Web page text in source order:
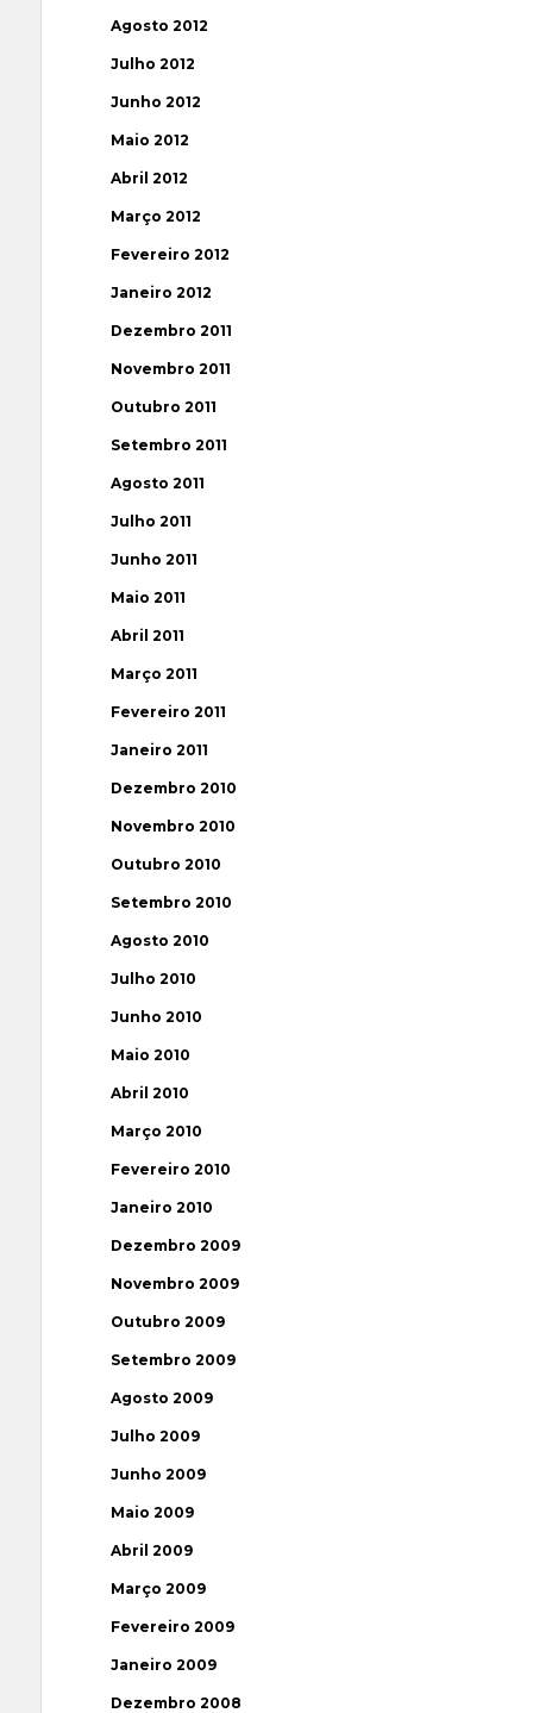
Agosto 2012
Julho 2012
Junho 2012
Maio 2012
Abril 2012
Março 2012
Fevereiro 2012
Janeiro 2012
Dezembro 2011
Novembro 2011
Outubro 2011
Setembro 2011
Agosto 2011
Julho 2011
Junho 2011
Maio 2011
Abril 2011
Março 2011
Fevereiro 2011
Janeiro 2011
Dezembro 2010
Novembro 2010
Outubro 2010
Setembro 2010
Agosto 2010
Julho 2010
Junho 2010
Maio 2010
Abril 2010
Março 2010
Fevereiro 2010
Janeiro 2010
Dezembro 2009
Novembro 2009
Outubro 2009
Setembro 2009
Agosto 2009
Julho 2009
Junho 2009
Maio 2009
Abril 2009
Março 2009
Fevereiro 2009
Janeiro 2009
Dezembro 2008